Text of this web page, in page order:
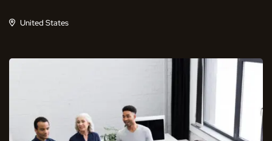
United States